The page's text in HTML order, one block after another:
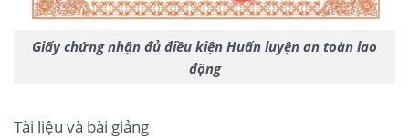
Giấy chứng nhận đủ điều kiện Huấn luyện an toàn lao
động
Tài liệu và bài giảng